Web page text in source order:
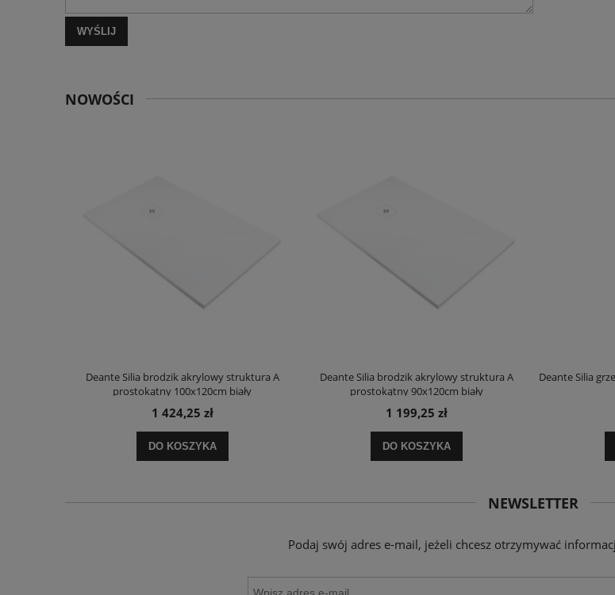
WYŚLIJ
NOWOŚCI
Deante Silia brodzik akrylowy struktura A
prostokątny 100x120cm biały
1 424,25 zł
DO KOSZYKA
Deante Silia brodzik akrylowy struktura A
prostokątny 90x120cm biały
1 199,25 zł
DO KOSZYKA
Deante Silia
NEWSLETTER
Podaj swój adres e-mail, jeżeli chcesz otrzymywać